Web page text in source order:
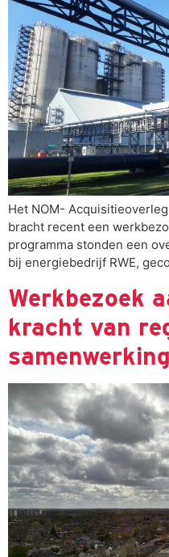
Het NOM-
bracht recent een
programma stonden een
bij energiebedrijf RWE,
Werkbezoek
kracht van